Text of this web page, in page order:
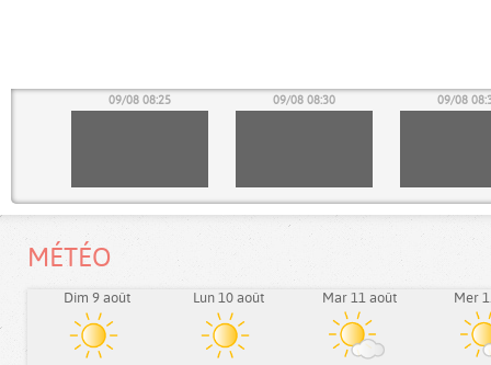
09/08 08:25 09/08 08:30 09/08
MÉTÉO
Dim 9 août Lun 10 août Mar 11 août Mer